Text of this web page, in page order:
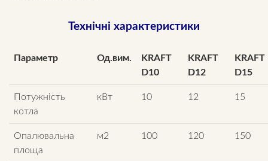
Технічні характеристики
Параметр Од.вим.
KRAFT
D10
KRAFT
D12
KRAFT
D15
Потужність
котла
кВт 10 12 15
Опалювальна
площа
м2 100 120 150